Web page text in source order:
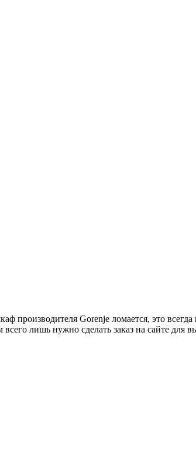
Gorenje ломается, это
всего лишь нужно сделать заказ на сайте для